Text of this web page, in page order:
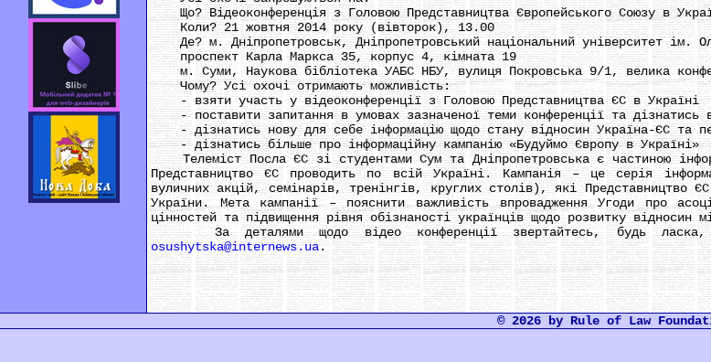
Що? Відеоконференція з Головою Представництва Європейського Союзу в
Коли? 21 жовтня 2014 року (вівторок), 13.00
Де? м. Дніпропетровськ, Дніпропетровський національний університет ім.
проспект Карла Маркса 35, корпус 4, кімната 19
м. Суми, Наукова бібліотека УАБС НБУ, вулиця Покровська 9/1, велика
Чому? Усі охочі отримають можливість:
- взяти участь у відеоконференції з Головою Представництва ЄС в Україні
- поставити запитання в умовах зазначеної теми конференції та дізнатись
- дізнатись нову для себе інформацію щодо стану відносин Україна-ЄС та
- дізнатись більше про інформаційну кампанію «Будуймо Європу в Україні»
Телеміст Посла ЄС зі студентами Сум та Дніпропетровська є частиною
Представництво ЄС проводить по всій Україні. Кампанія – це серія
вуличних акцій, семінарів, тренінгів, круглих столів), які Представництво
України. Мета кампанії – пояснити важливість впровадження Угоди про
цінностей та підвищення рівня обізнаності українців щодо розвитку відносин
За деталями щодо відео конференції звертайтесь, будь ласка,
osushytska@internews.ua.
© 2026 by Rule of Law